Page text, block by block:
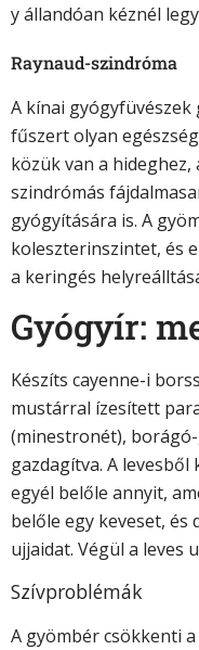
y állandóan kéznél
Raynaud-szindróma
A kínai gyógyfüvészek
fűszert olyan
közük van a hideghez,
szindrómás
gyógyítására is. A
koleszterinszintet, és
a keringés
Gyógyír:
Készíts cayenne-i
mustárral ízesített
(minestronét),
gazdagítva. A levesből
egyél belőle annyit,
belőle egy keveset, és
ujjaidat. Végül a leves
Szívproblémák
A gyömbér csökkenti